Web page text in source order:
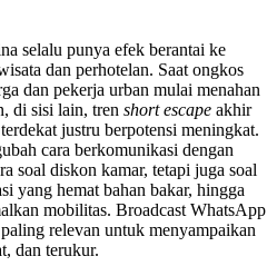
selalu punya efek berantai ke
dan perhotelan. Saat ongkos
dan pekerja urban mulai menahan
di sisi lain, tren short escape akhir
justru berpotensi meningkat.
cara berkomunikasi dengan
soal diskon kamar, tetapi juga soal
yang hemat bahan bakar, hingga
mobilitas. Broadcast WhatsApp
relevan untuk menyampaikan
dan terukur.